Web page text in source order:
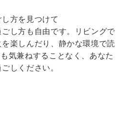
方を見つけて
ごし方も自由です。リビングで
楽しんだり、静かな環境で読
気兼ねすることなく、あなた
しください。